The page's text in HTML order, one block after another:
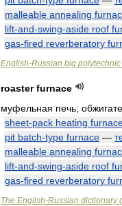
malleable annealing
lift-and-swing-aside roof
gas-fired reverberatory
English-Russian big polytechnic
roaster furnace
муфельная печь;
sheet-pack heating
pit batch-type furnace —
malleable annealing
lift-and-swing-aside roof
gas-fired reverberatory
The English-Russian dictionary